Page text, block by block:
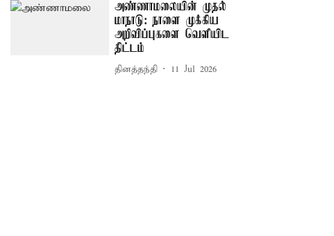
அண்ணாமலையின் முதல்
மாநாடு: நாளை முக்கிய
அறிவிப்புகளை வெளியிட
திட்டம்
தினத்தந்தி 11 Jul 2026